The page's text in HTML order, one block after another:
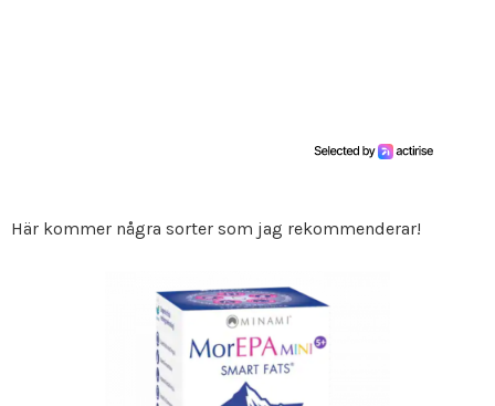
Här kommer några sorter som jag rekommenderar!